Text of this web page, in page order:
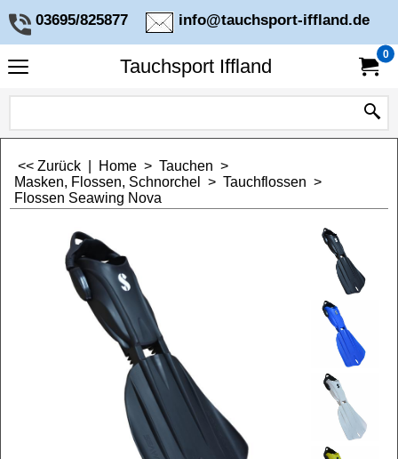
03695/825877 info@tauchsport-iffland.de
Tauchsport Iffland
0
<< Zurück Home > Tauchen >
Masken, Flossen, Schnorchel
> Tauchflossen >
Flossen Seawing Nova